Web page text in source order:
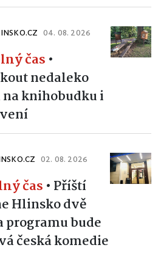
04. 08. 2026
čas •
nedaleko
knihobudku i
02. 08. 2026
čas • Příští
Hlinsko dvě
bude
česká komedie